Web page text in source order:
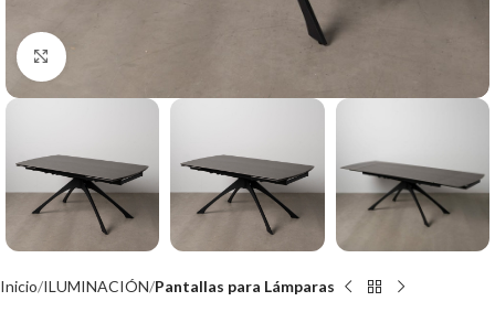
Click to enlarge
Inicio ILUMINACIÓN Pantallas para Lámparas